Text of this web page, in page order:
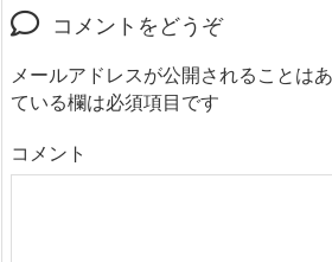
コメントをどうぞ
メールアドレスが公開されることはあ
ている欄は必須項目です
コメント